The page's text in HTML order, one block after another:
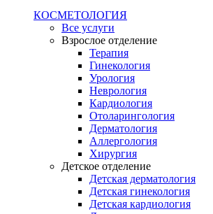
КОСМЕТОЛОГИЯ
Все услуги
Взрослое отделение
Терапия
Гинекология
Урология
Неврология
Кардиология
Отоларингология
Дерматология
Аллергология
Хирургия
Детское отделение
Детская дерматология
Детская гинекология
Детская кардиология